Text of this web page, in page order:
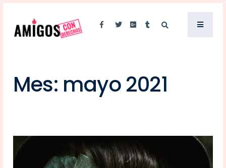
Mes: mayo 2021